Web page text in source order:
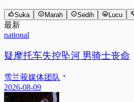
Suka Marah Sedih Lucu
最新
national
疑摩托车失控坠河 男骑士丧命
雪兰莪媒体团队
2026-08-09